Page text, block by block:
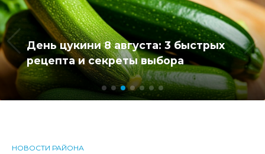
22 погибших и 36 раненых в ДТП из-
за непристегнутых ремней в
Ростовской области
НОВОСТИ РАЙОНА